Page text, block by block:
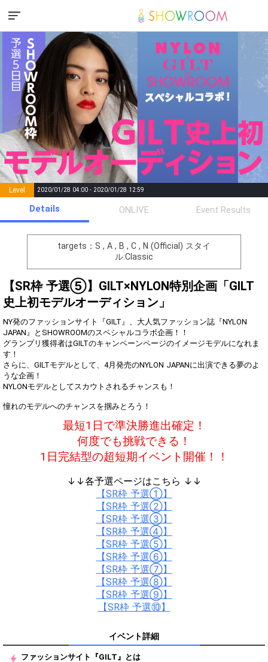
Level 2020/01/28 04:00 - 2020/01/28 12:59
Points List of Goal
number of
positions
Rema
Event Begins!
100000
準決勝進出の最低条件をクリ
ア！2位以上を目指して頑張
ろう！
Gifting
Throw gifts to the stage and join
the live performance.
First, try throwing free Stars
(once a day)! You can also charge
Show Gold to purchase gifts
(available from 1 JPY)! When you
continue to send gifts to the
popularity ranking and your
To cheer on performers, you can
To send performers paid items,
you must use Show Gold.
You can post comments. Please
refrain from posting comments
that may offend performers or
Close
Details ONLIVE Event Results
targets：S , A , B , C , N (Official) スタイ
ル:Classic
【SR枠 予選⑤】GILT×NYLON特別企画「GILT
史上初モデルオーディション」
NY発のファッションサイト『GILT』、大人気ファッション誌『NYLON
JAPAN』とSHOWROOMのスペシャルコラボ企画！！
グランプリ獲得者はGILTのキャンペーンページのイメージモデルになれま
す！
さらに、GILTモデルとして、4月発売のNYLON JAPANに出演できる夢のよ
うな企画！
NYLONモデルとしてスカウトされるチャンスも！
憧れのモデルへのチャンスを掴みとろう！
最短1日で準決勝進出確定！
何度でも挑戦できる！
1日完結型の超短期イベント開催！！
↓↓各予選ページはこちら ↓↓
【SR枠 予選①】
【SR枠 予選②】
【SR枠 予選③】
【SR枠 予選④】
【SR枠 予選⑤】
【SR枠 予選⑥】
【SR枠 予選⑦】
【SR枠 予選⑧】
【SR枠 予選⑨】
【SR枠 予選⑩】
イベント詳細
ファッションサイト『GILT』とは